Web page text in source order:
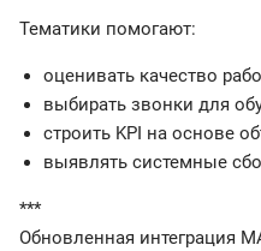
Тематики помогают:
оценивать качество
выбирать звонки для
строить KPI на основе
выявлять системные
***
Обновленная интеграция